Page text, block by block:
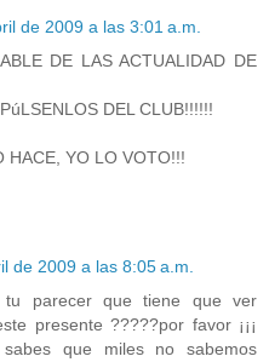
de 2009 a las 3:01 a.m.
DE LAS ACTUALIDAD DE
DEL CLUB!!!!!!
HACE, YO LO VOTO!!!
de 2009 a las 8:05 a.m.
tu parecer que tiene que ver
presente ?????por favor ¡¡¡
que miles no sabemos